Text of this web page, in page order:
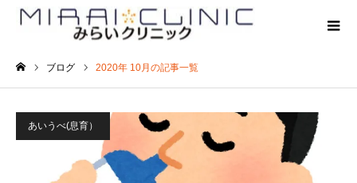
ブログ 2020年 10月の記事一覧
あいうべ(息育）